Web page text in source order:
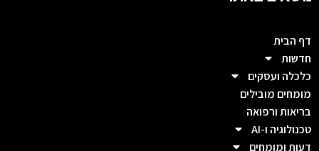
דף הבית
חדשות
כלכלה ועסקים
מומחים מובילים
בריאות ורפואה
טכנולוגיה ו-AI
דעות ומומחים